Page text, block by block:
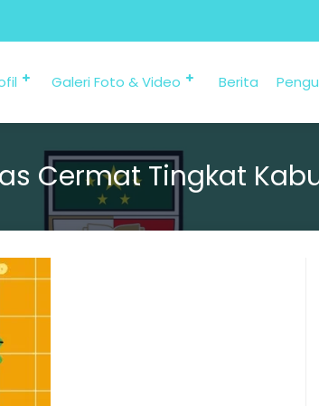
Galeri Foto & Video Berita
Cermat Tingkat